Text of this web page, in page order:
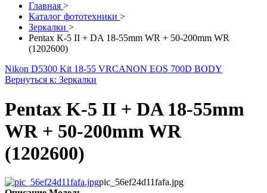
Главная >
Каталог фототехники >
Зеркалки >
Pentax K-5 II + DA 18-55mm WR + 50-200mm WR
(1202600)
Nikon D5300 Kit 18-55 VRCANON EOS 700D BODY
Вернуться к: Зеркалки
Pentax K-5 II + DA 18-55mm
WR + 50-200mm WR
(1202600)
pic_56ef24d11fafa.jpg